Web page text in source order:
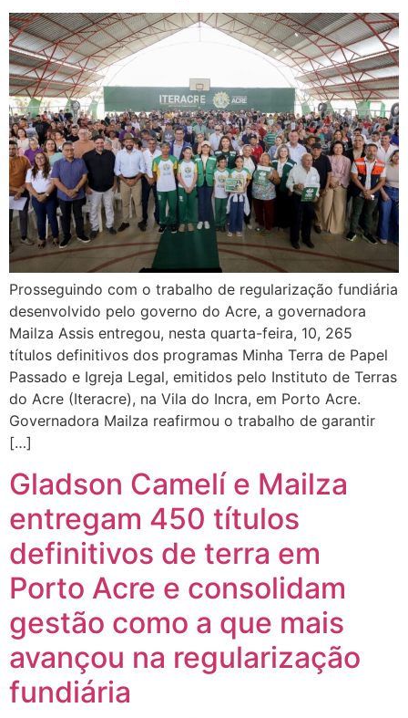
Prosseguindo com o trabalho de regularização fundiária
desenvolvido pelo governo do Acre, a governadora
Mailza Assis entregou, nesta quarta-feira, 10, 265
títulos definitivos dos programas Minha Terra de Papel
Passado e Igreja Legal, emitidos pelo Instituto de Terras
do Acre (Iteracre), na Vila do Incra, em Porto Acre.
Governadora Mailza reafirmou o trabalho de garantir
[…]
Gladson Camelí e Mailza
entregam 450 títulos
definitivos de terra em
Porto Acre e consolidam
gestão como a que mais
avançou na regularização
fundiária